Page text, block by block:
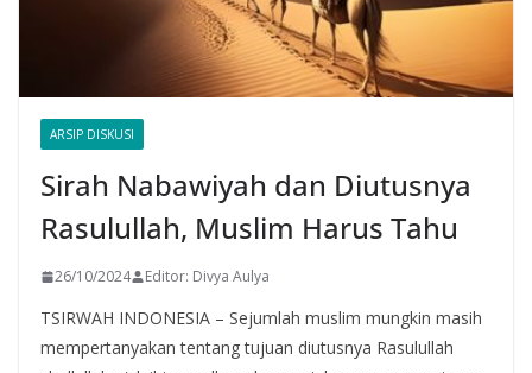
ARSIP DISKUSI
Sirah Nabawiyah dan Diutusnya
Rasulullah, Muslim Harus Tahu
26/10/2024 Editor: Divya Aulya
TSIRWAH INDONESIA – Sejumlah muslim mungkin masih
mempertanyakan tentang tujuan diutusnya Rasulullah